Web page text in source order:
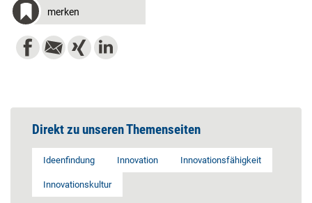
merken
Direkt zu unseren Themenseiten
Ideenfindung Innovation Innovationsfähigkeit
Innovationskultur